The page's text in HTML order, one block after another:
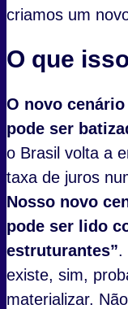
criamos um
O que
O novo
pode ser
o Brasil volta a
taxa de juros
Nosso novo
pode ser lido
estruturantes”.
existe, sim,
materializar.